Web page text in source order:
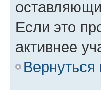
Если это
активнее
Вернуться